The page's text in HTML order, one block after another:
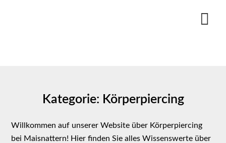
Kategorie: Körperpiercing
Willkommen auf unserer Website über Körperpiercing
bei Maisnattern! Hier finden Sie alles Wissenswerte über